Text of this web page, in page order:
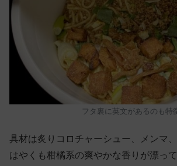
フタ裏に英文があるのも特
具材は炙りコロチャーシュー、メンマ
はやくも柑橘系の爽やかな香りが漂っ